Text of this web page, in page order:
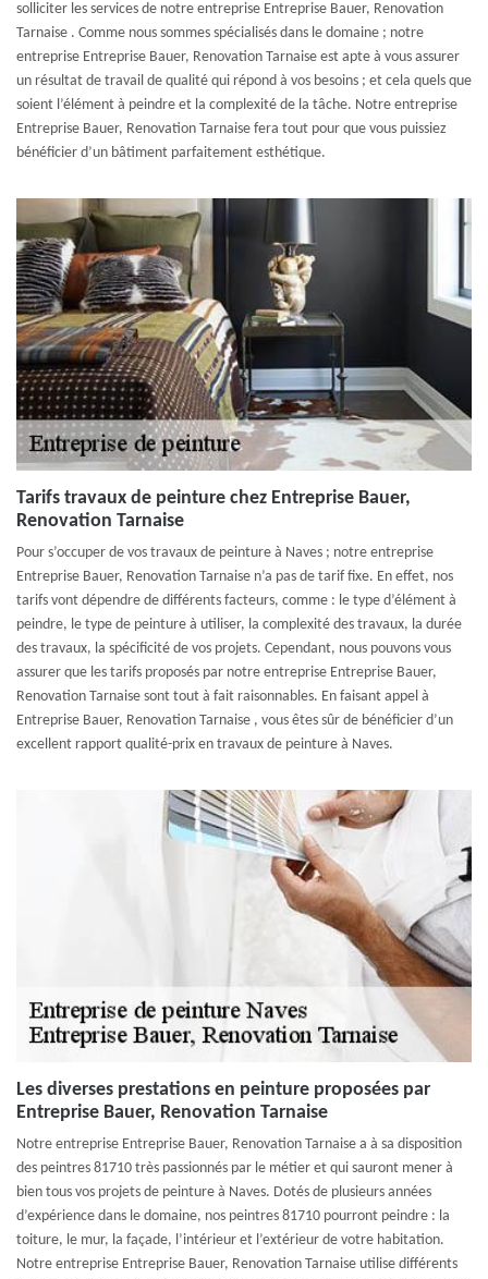
solliciter les services de notre entreprise Entreprise Bauer, Renovation
Tarnaise . Comme nous sommes spécialisés dans le domaine ; notre
entreprise Entreprise Bauer, Renovation Tarnaise est apte à vous assurer
un résultat de travail de qualité qui répond à vos besoins ; et cela quels que
soient l’élément à peindre et la complexité de la tâche. Notre entreprise
Entreprise Bauer, Renovation Tarnaise fera tout pour que vous puissiez
bénéficier d’un bâtiment parfaitement esthétique.
Tarifs travaux de peinture chez Entreprise Bauer,
Renovation Tarnaise
Pour s’occuper de vos travaux de peinture à Naves ; notre entreprise
Entreprise Bauer, Renovation Tarnaise n’a pas de tarif fixe. En effet, nos
tarifs vont dépendre de différents facteurs, comme : le type d’élément à
peindre, le type de peinture à utiliser, la complexité des travaux, la durée
des travaux, la spécificité de vos projets. Cependant, nous pouvons vous
assurer que les tarifs proposés par notre entreprise Entreprise Bauer,
Renovation Tarnaise sont tout à fait raisonnables. En faisant appel à
Entreprise Bauer, Renovation Tarnaise , vous êtes sûr de bénéficier d’un
excellent rapport qualité-prix en travaux de peinture à Naves.
Les diverses prestations en peinture proposées par
Entreprise Bauer, Renovation Tarnaise
Notre entreprise Entreprise Bauer, Renovation Tarnaise a à sa disposition
des peintres 81710 très passionnés par le métier et qui sauront mener à
bien tous vos projets de peinture à Naves. Dotés de plusieurs années
d’expérience dans le domaine, nos peintres 81710 pourront peindre : la
toiture, le mur, la façade, l’intérieur et l’extérieur de votre habitation.
Notre entreprise Entreprise Bauer, Renovation Tarnaise utilise différents